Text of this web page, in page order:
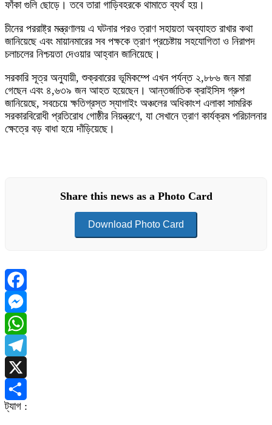
ফাঁকা গুলি ছোড়ে। তবে তারা গাড়িবহরকে থামাতে ব্যর্থ হয়।
চীনের পররাষ্ট্র মন্ত্রণালয় এ ঘটনার পরও ত্রাণ সহায়তা অব্যাহত রাখার কথা
জানিয়েছে এবং মায়ানমারের সব পক্ষকে ত্রাণ প্রচেষ্টায় সহযোগিতা ও নিরাপদ
চলাচলের নিশ্চয়তা দেওয়ার আহ্বান জানিয়েছে।
সরকারি সূত্র অনুযায়ী, শুক্রবারের ভূমিকম্পে এখন পর্যন্ত ২,৮৮৬ জন মারা
গেছেন এবং ৪,৬৩৯ জন আহত হয়েছেন। আন্তর্জাতিক ক্রাইসিস গ্রুপ
জানিয়েছে, সবচেয়ে ক্ষতিগ্রস্ত স্যাগাইং অঞ্চলের অধিকাংশ এলাকা সামরিক
সরকারবিরোধী প্রতিরোধ গোষ্ঠীর নিয়ন্ত্রণে, যা সেখানে ত্রাণ কার্যক্রম পরিচালনার
ক্ষেত্রে বড় বাধা হয়ে দাঁড়িয়েছে।
Share this news as a Photo Card
Download Photo Card
Facebook
Messenger
WhatsApp
Telegram
X
Share
ট্যাগ :